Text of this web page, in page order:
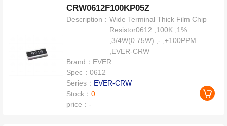
CRW0612F100KP05Z
Description：Wide Terminal Thick Film Chip
Resistor0612 ,100K ,1%
,3/4W(0.75W) ,- ,±100PPM
,EVER-CRW
Brand： EVER
Spec：0612
Series： EVER-CRW
Stock：0
price：-